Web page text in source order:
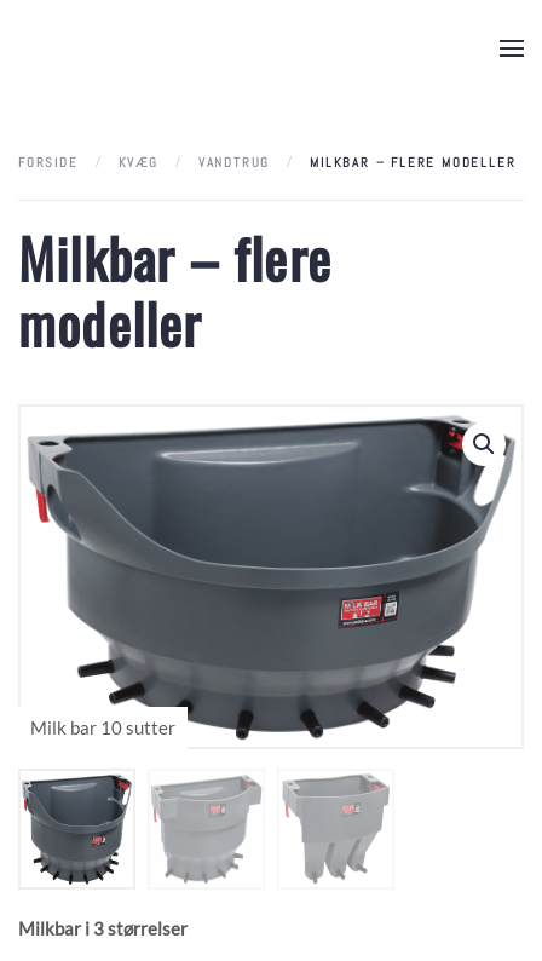
FORSIDE KVÆG VANDTRUG MILKBAR – FLERE MODELLER
Milkbar – flere
modeller
Milkbar i 3 størrelser